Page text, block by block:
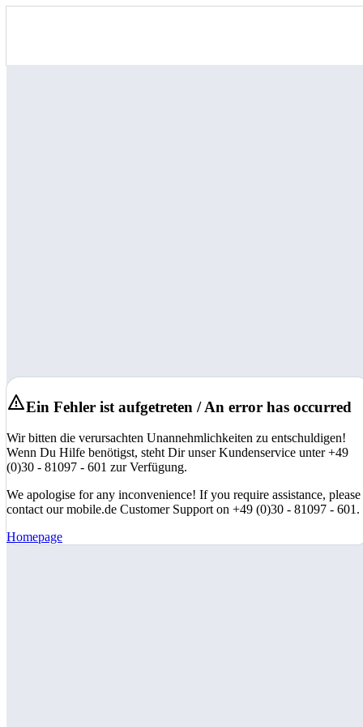
Ein Fehler ist aufgetreten / An error has occurred
Wir bitten die verursachten Unannehmlichkeiten zu entschuldigen!
Wenn Du Hilfe benötigst, steht Dir unser Kundenservice unter +49
(0)30 - 81097 - 601 zur Verfügung.
We apologise for any inconvenience! If you require assistance, please
contact our mobile.de Customer Support on +49 (0)30 - 81097 - 601.
Homepage